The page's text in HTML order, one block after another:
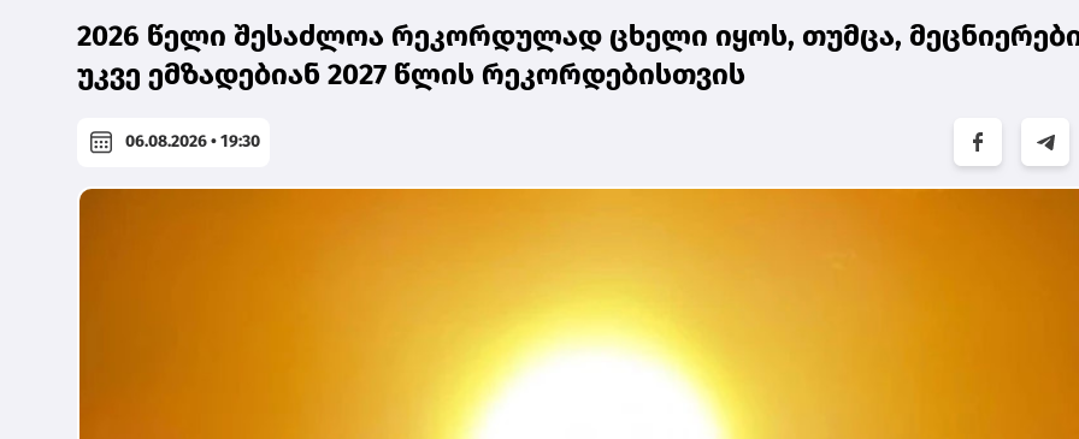
2026 წელი შესაძლოა რეკორდულად ცხელი იყოს, თუმცა,
უკვე ემზადებიან 2027 წლის რეკორდებისთვის
06.08.2026 • 19:30